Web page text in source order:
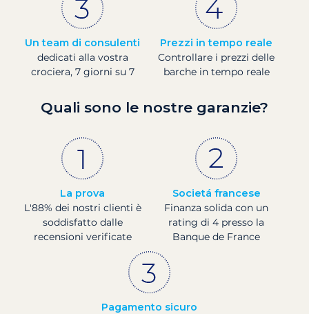
Un team di consulenti
dedicati alla vostra
crociera, 7 giorni su 7
Prezzi in tempo reale
Controllare i prezzi delle
barche in tempo reale
Quali sono le nostre garanzie?
La prova
L'88% dei nostri clienti è
soddisfatto dalle
recensioni verificate
Societá francese
Finanza solida con un
rating di 4 presso la
Banque de France
Pagamento sicuro